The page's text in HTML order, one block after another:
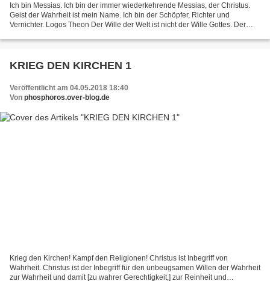
Ich bin Messias. Ich bin der immer wiederkehrende Messias, der Christus.
Geist der Wahrheit ist mein Name. Ich bin der Schöpfer, Richter und
Vernichter. Logos Theon Der Wille der Welt ist nicht der Wille Gottes. Der
KRIEG DEN KIRCHEN 1
Veröffentlicht am 04.05.2018 18:40
Von phosphoros.over-blog.de
Krieg den Kirchen! Kampf den Religionen! Christus ist Inbegriff von
Wahrheit. Christus ist der Inbegriff für den unbeugsamen Willen der Wahrheit
zur Wahrheit und damit [zu wahrer Gerechtigkeit,] zur Reinheit und